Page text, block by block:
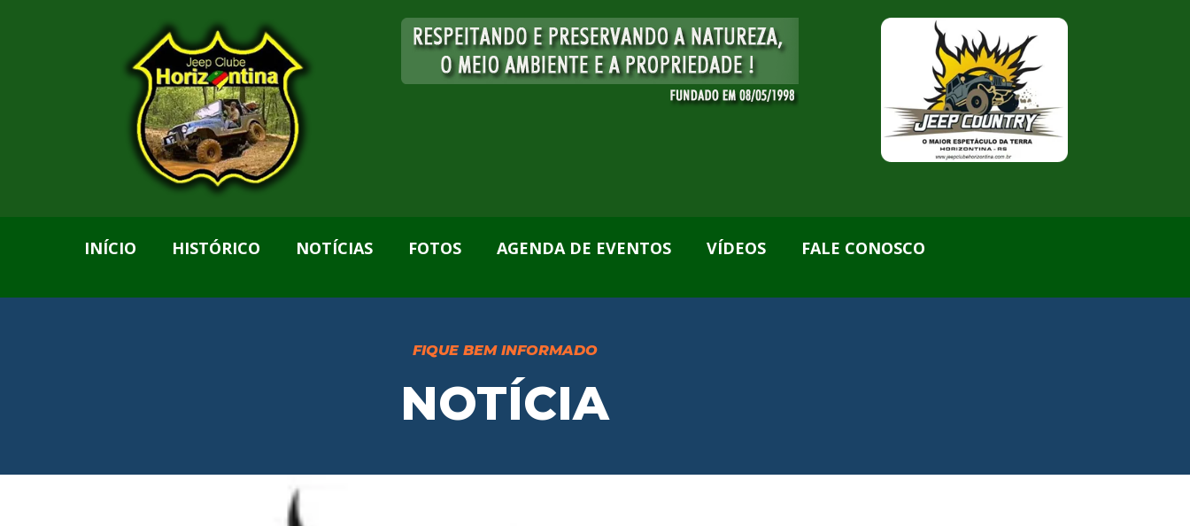
INÍCIO HISTÓRICO NOTÍCIAS FOTOS AGENDA DE EVENTOS VÍDEOS FALE CONOSCO
FIQUE BEM INFORMADO
NOTÍCIA